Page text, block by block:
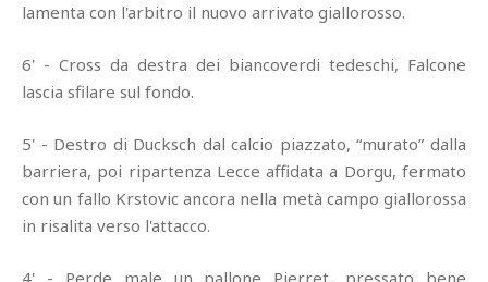
lamenta con l'arbitro il nuovo arrivato giallorosso.
6' - Cross da destra dei biancoverdi tedeschi, Falcone
lascia sfilare sul fondo.
5' - Destro di Ducksch dal calcio piazzato, “murato” dalla
barriera, poi ripartenza Lecce affidata a Dorgu, fermato
con un fallo Krstovic ancora nella metà campo giallorossa
in risalita verso l'attacco.